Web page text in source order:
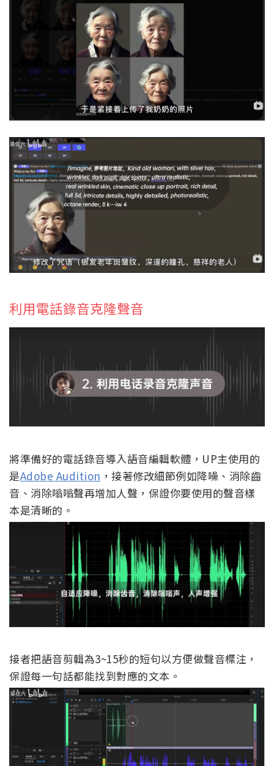
利用電話錄音克隆聲音
將準備好的電話錄音導入語音編輯軟體，UP主使用的
是Adobe Audition ，接著修改細節例如降噪、消除齒
音、消除嗡嗡聲再增加人聲，保證你要使用的聲音樣
本是清晰的。
接者把語音剪輯為3~15秒的短句以方便做聲音標注，
保證每一句話都能找到對應的文本。